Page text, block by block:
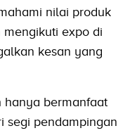
nilai produk
expo di
kesan yang
hanya bermanfaat
segi pendampingan